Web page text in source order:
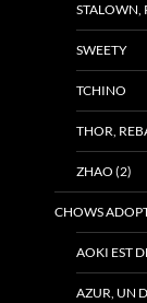
STALOWN,
SWEETY
TCHINO
THOR,
ZHAO (2)
CHOWS
AOKI EST
AZUR, UN